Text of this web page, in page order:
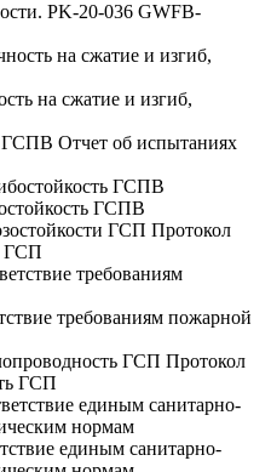
PK-20-036 GWFB-
на сжатие и изгиб,
Отчет об испытаниях
ГСПВ
Протокол
ГСП
требованиям пожарной
Протокол
ГСП
единым санитарно-